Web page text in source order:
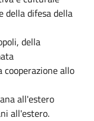
della difesa della
della
allo
all'estero
all'estero.